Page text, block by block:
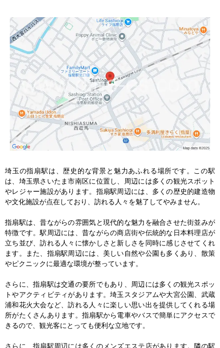
埼玉の指扇駅は、歴史的な背景と魅力あふれる場所です。この駅
は、埼玉県さいたま市南区に位置し、周辺には多くの観光スポット
やレジャー施設があります。指扇駅周辺には、多くの歴史的建造物
や文化施設が点在しており、訪れる人々を魅了してやみません。
指扇駅は、昔ながらの雰囲気と現代的な魅力を融合させた街並みが
特徴です。駅周辺には、昔ながらの商店街や伝統的な日本料理店が
立ち並び、訪れる人々に懐かしさと新しさを同時に感じさせてくれ
ます。また、指扇駅周辺には、美しい自然や公園も多くあり、散策
やピクニックに最適な環境が整っています。
さらに、指扇駅は交通の要所でもあり、周辺には多くの観光スポッ
トやアクティビティがあります。埼玉スタジアムや大宮公園、武蔵
浦和花火大会など、訪れる人々に楽しい思い出を提供してくれる場
所がたくさんあります。指扇駅から電車やバスで簡単にアクセスで
きるので、観光客にとっても便利な立地です。
さらに、指扇駅周辺には多くのメンズエステ店があります。隣の駅